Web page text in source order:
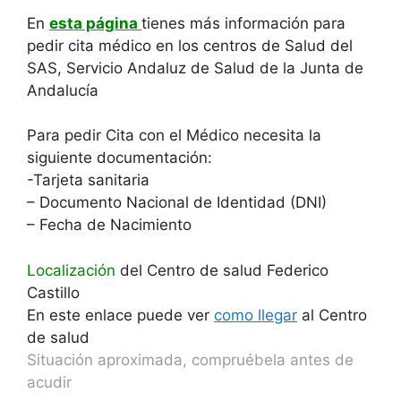
En esta página tienes más información para
pedir cita médico en los centros de Salud del
SAS, Servicio Andaluz de Salud de la Junta de
Andalucía
Para pedir Cita con el Médico necesita la
siguiente documentación:
-Tarjeta sanitaria
– Documento Nacional de Identidad (DNI)
– Fecha de Nacimiento
Localización del Centro de salud Federico
Castillo
En este enlace puede ver como llegar al Centro
de salud
Situación aproximada, compruébela antes de
acudir